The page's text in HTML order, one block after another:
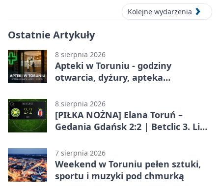
Kolejne wydarzenia
Ostatnie Artykuły
8 sierpnia 2026
Apteki w Toruniu - godziny
otwarcia, dyżury, apteka
8 sierpnia 2026
[PIŁKA NOŻNA] Elana Toruń –
Gedania Gdańsk 2:2 | Betclic 3. Liga
7 sierpnia 2026
Weekend w Toruniu pełen sztuki,
sportu i muzyki pod chmurką